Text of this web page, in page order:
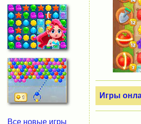
Игры
Все новые игры